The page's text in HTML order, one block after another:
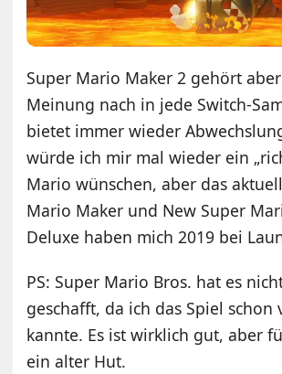
Super Mario Maker 2 gehört
Meinung nach in jede Switch-
bietet immer wieder
würde ich mir mal wieder ein
Mario wünschen, aber das
Mario Maker und New Super
Deluxe haben mich 2019 bei
PS: Super Mario Bros. hat es
geschafft, da ich das Spiel schon
kannte. Es ist wirklich gut, aber
ein alter Hut.